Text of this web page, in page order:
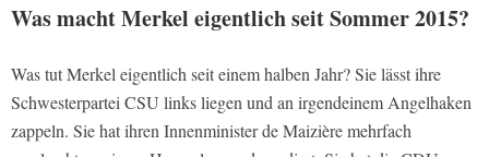
Was macht Merkel eigentlich seit Sommer 2015?
Was tut Merkel eigentlich seit einem halben Jahr? Sie lässt ihre
Schwesterpartei CSU links liegen und an irgendeinem Angelhaken
zappeln. Sie hat ihren Innenminister de Maizière mehrfach